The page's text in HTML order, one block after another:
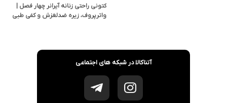
سایز ۴۱ تا ۴۵
کتونی راحتی زنانه آیرانر چهار فصل |
واترپروف، زیره ضدلغزش و کفی طبی
آتناکالا در شبکه های اجتماعی